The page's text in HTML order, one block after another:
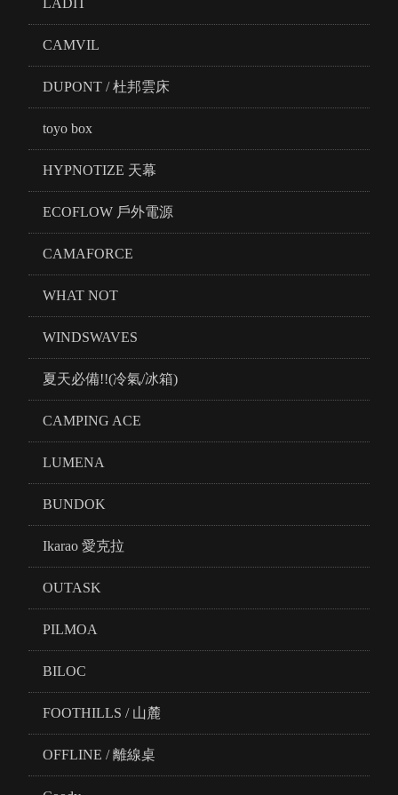
CAMVIL
DUPONT / 杜邦雲床
toyo box
HYPNOTIZE 天幕
ECOFLOW 戶外電源
CAMAFORCE
WHAT NOT
WINDSWAVES
夏天必備!!(冷氣/冰箱)
CAMPING ACE
LUMENA
BUNDOK
Ikarao 愛克拉
OUTASK
PILMOA
BILOC
FOOTHILLS / 山麓
OFFLINE / 離線桌